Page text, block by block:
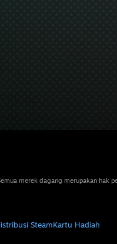
merek dagang merupakan hak
SteamKartu Hadiah